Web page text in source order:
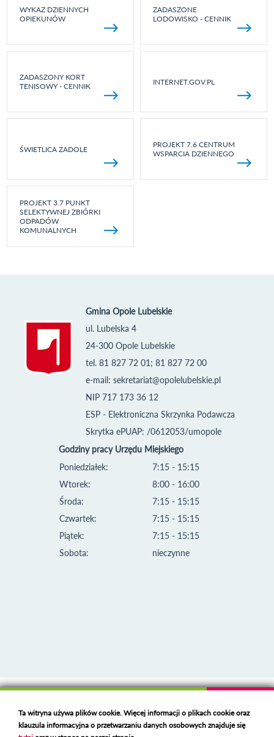
WYKAZ DZIENNYCH
OPIEKUNÓW
ZADASZONE
LODOWISKO - CENNIK
ZADASZONY KORT
TENISOWY - CENNIK
INTERNET.GOV.PL
ŚWIETLICA ZADOLE
PROJEKT 7.6 CENTRUM
WSPARCIA DZIENNEGO
PROJEKT 3.7 PUNKT
SELEKTYWNEJ ZBIÓRKI
ODPADÓW
KOMUNALNYCH
Gmina Opole Lubelskie
ul. Lubelska 4
24-300 Opole Lubelskie
tel. 81 827 72 01; 81 827 72 00
e-mail: sekretariat@opolelubelskie.pl
NIP 717 173 36 12
ESP - Elektroniczna Skrzynka Podawcza
Skrytka ePUAP: /0612053/umopole
Godziny pracy Urzędu Miejskiego
Poniedziałek:
Wtorek:
Środa:
Czwartek:
Piątek:
Sobota:
7:15 - 15:15
8:00 - 16:00
7:15 - 15:15
7:15 - 15:15
7:15 - 15:15
nieczynne
Deklaracja dostępności
Polski serwer RBLhttps://polspam.pl/
Ta witryna używa plików cookie. Więcej informacji o plikach cookie oraz
klauzula informacyjna o przetwarzaniu danych osobowych znajduje się